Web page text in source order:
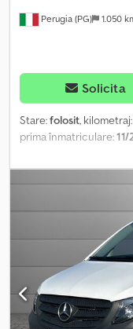
Perugia (PG) 1.050
Solicita
Stare:folosit, kilometraj:
prima înmatriculare:11/
de emisii:Euro 6,
condiționat,